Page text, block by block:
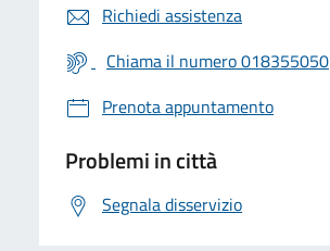
Richiedi assistenza
Chiama il numero 018355050
Prenota appuntamento
Problemi in città
Segnala disservizio